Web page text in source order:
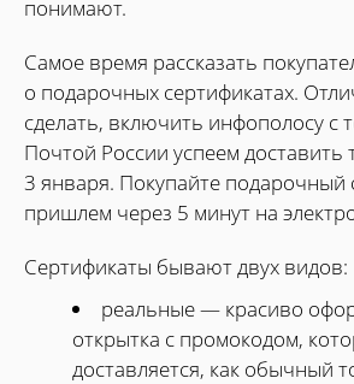
понимают.
Самое время рассказать
о подарочных сертификатах.
сделать, включить инфополосу с
Почтой России успеем доставить
3 января. Покупайте
пришлем через 5 минут на
Сертификаты бывают двух видов:
реальные — красиво
открытка с промокодом,
доставляется, как обычный